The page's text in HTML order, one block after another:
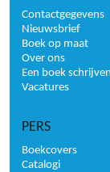
Contactgegevens
Nieuwsbrief
Boek op maat
Over ons
Een boek schrijven
Vacatures
PERS
Boekcovers
Catalogi